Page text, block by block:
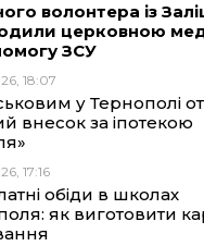
e
g
r
a
m
t
A
волонтера із
церковною
ЗСУ
18:07
у Тернополі
внесок за іпотекою
17:16
обіди в школах
як виготовити